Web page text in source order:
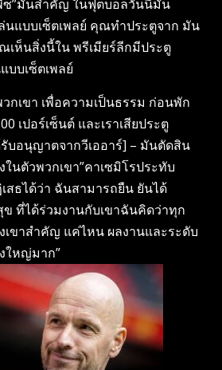
ซ”มันสําคัญ ในฟุตบอลวันนี้มัน
นแบบเซ็ตเพลย์ คุณทําประตูจาก มัน
เห็นสิ่งนี้ใน พรีเมียร์ลีกมีประตู
บบเซ็ตเพลย์
วกเขา เพื่อความเป็นธรรม ก่อนพัก
เปอร์เซ็นต์ และเราเสียประตู
รับอนุญาตจากวีเออาร์] – มันตัดสิน
นตัวพวกเขา”คาเซมิโรประทับ
สธได้ว่า ฉันสามารถยืน ยันได้
ที่ได้ร่วมงานกับเขาฉันคิดว่าทุก
ขาสําคัญ แค่ไหน ผลงานและระดับ
ใหญ่มาก”